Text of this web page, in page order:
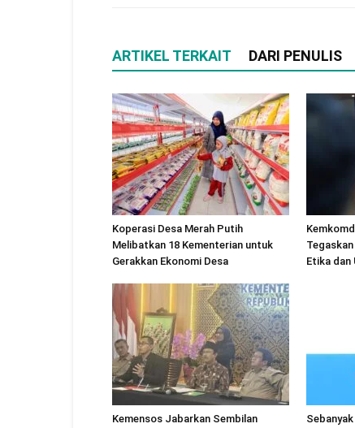
ARTIKEL TERKAIT DARI PENULIS
Koperasi Desa Merah Putih
Melibatkan 18 Kementerian untuk
Gerakkan Ekonomi Desa
Etika dan
Kemensos Jabarkan Sembilan